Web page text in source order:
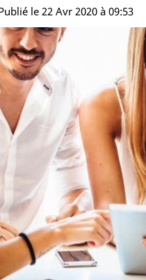
le 22 Avr 2020 à 09:53